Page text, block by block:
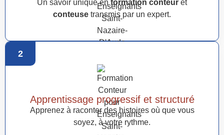
Un savoir unique en formation conteur et
conteuse transmis par un expert.
2
Apprentissage progressif et structuré
Apprenez à raconter des histoires où que vous
soyez, à votre rythme.